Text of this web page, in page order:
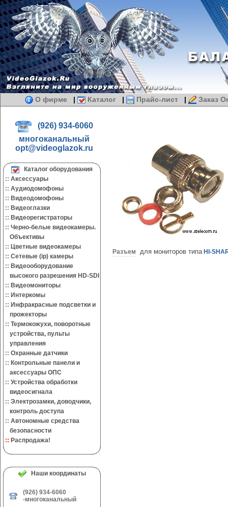
О фирме | Каталог | Прайс-лист | Заказ
(926) 934-6060
многоканальный
opt@videoglazok.ru
Каталог оборудования
:: Аксессуары
:: Аудиодомофоны
:: Видеодомофоны
:: Видеоглазки
:: Видеорегистраторы
:: Черно-белые видеокамеры.
Объективы
:: Цветные видеокамеры
:: Сетевые (ip) камеры
:: Видеооборудование
высокого разрешения HD-SDI
:: Видеомониторы
:: Интеркомы
:: Инфракрасные подсветки и
прожекторы
:: Термокожухи, поворотные
устройства, пульты
управления
:: Охранные датчики
:: Контрольные панели и
аксессуары ОПС
:: Устройства обработки
видеосигнала
:: Электрозамки, доводчики,
контроль доступа
:: Автономные средства
безопасности
:: Распродажа!
Наши координаты
(926) 934-6060
-многоканальный
Разъем для мониторов типаHI-